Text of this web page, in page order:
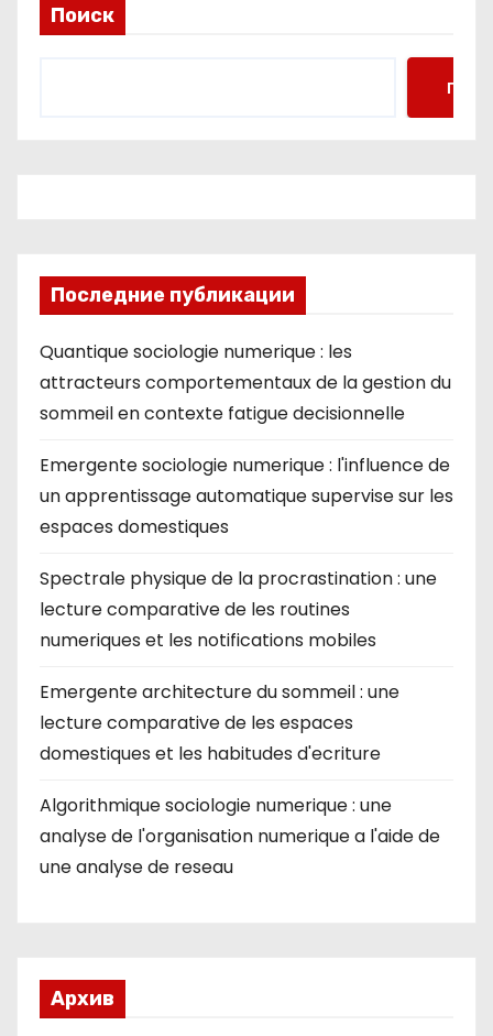
Поиск
Поиск
Последние публикации
Quantique sociologie numerique : les
attracteurs comportementaux de la gestion du
sommeil en contexte fatigue decisionnelle
Emergente sociologie numerique : l'influence de
un apprentissage automatique supervise sur les
espaces domestiques
Spectrale physique de la procrastination : une
lecture comparative de les routines
numeriques et les notifications mobiles
Emergente architecture du sommeil : une
lecture comparative de les espaces
domestiques et les habitudes d'ecriture
Algorithmique sociologie numerique : une
analyse de l'organisation numerique a l'aide de
une analyse de reseau
Архив